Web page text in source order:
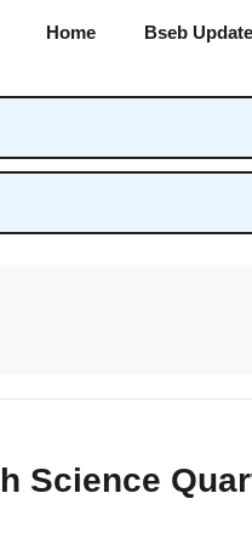
Home Bseb Update
Science